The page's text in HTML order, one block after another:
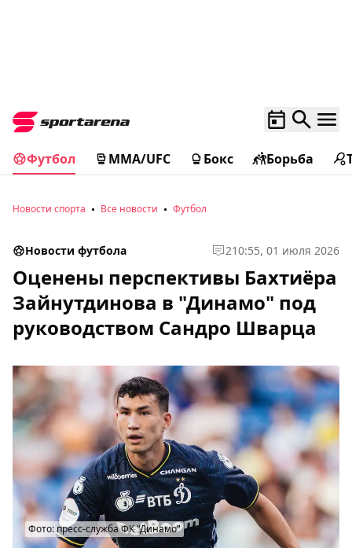
Футбол MMA/UFC Бокс Борьба
Новости спорта Все новости Футбол
Новости футбола 210:55, 01 июля 2026
Оценены перспективы Бахтиёра
Зайнутдинова в "Динамо" под
руководством Сандро Шварца
Фото: пресс-служба ФК "Динамо"